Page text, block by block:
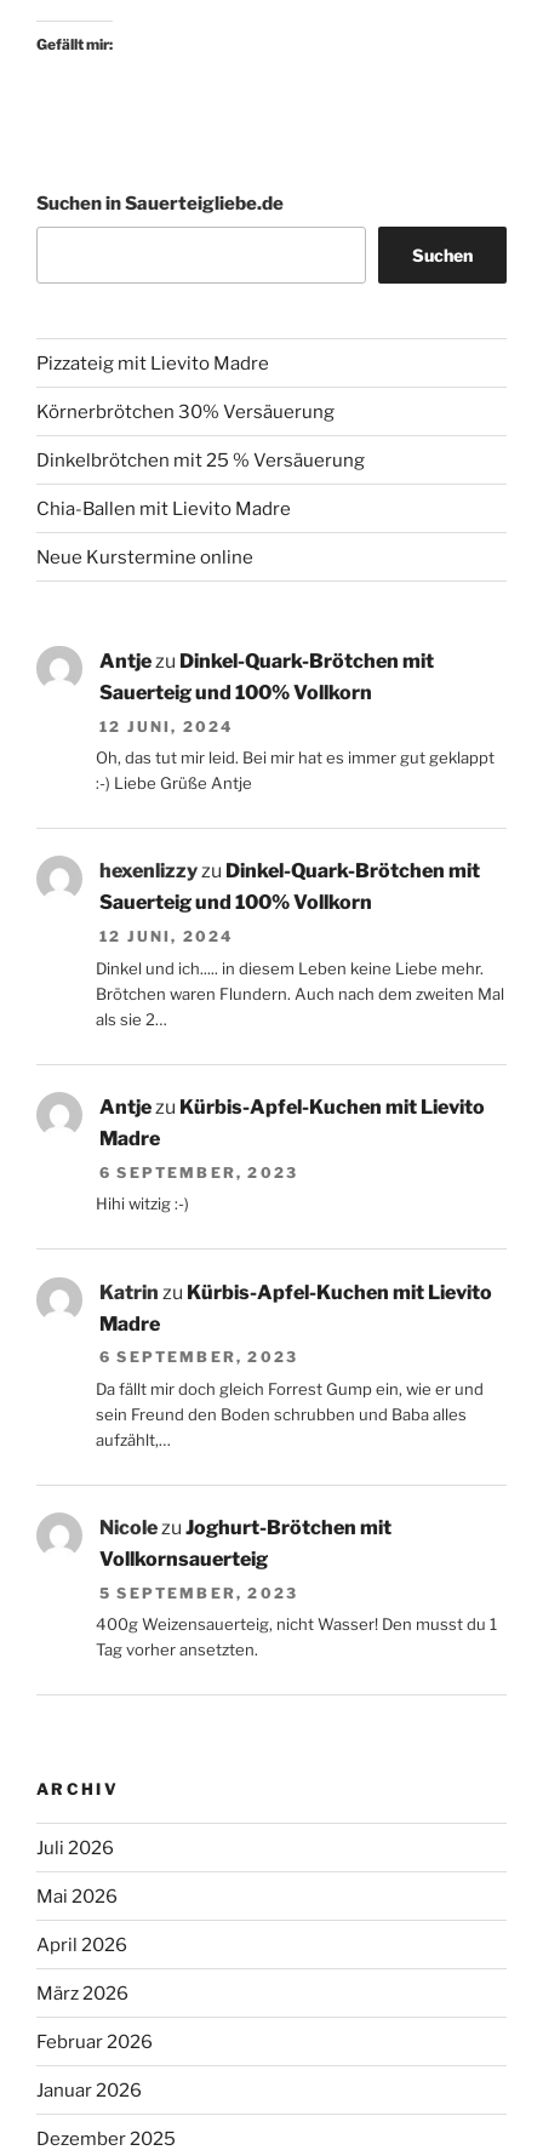
Gefällt mir:
Suchen in Sauerteigliebe.de
Suchen
Pizzateig mit Lievito Madre
Körnerbrötchen 30% Versäuerung
Dinkelbrötchen mit 25 % Versäuerung
Chia-Ballen mit Lievito Madre
Neue Kurstermine online
Antjezu Dinkel-Quark-Brötchen mit
Sauerteig und 100% Vollkorn
12 JUNI, 2024
Oh, das tut mir leid. Bei mir hat es immer gut geklappt
:-) Liebe Grüße Antje
hexenlizzyzu Dinkel-Quark-Brötchen mit
Sauerteig und 100% Vollkorn
12 JUNI, 2024
Dinkel und ich..... in diesem Leben keine Liebe mehr.
Brötchen waren Flundern. Auch nach dem zweiten Mal
als sie 2…
Antjezu Kürbis-Apfel-Kuchen mit Lievito
Madre
6 SEPTEMBER, 2023
Hihi witzig :-)
Katrin zu Kürbis-Apfel-Kuchen mit Lievito
Madre
6 SEPTEMBER, 2023
Da fällt mir doch gleich Forrest Gump ein, wie er und
sein Freund den Boden schrubben und Baba alles
aufzählt,…
Nicolezu Joghurt-Brötchen mit
Vollkornsauerteig
5 SEPTEMBER, 2023
400g Weizensauerteig, nicht Wasser! Den musst du 1
Tag vorher ansetzten.
ARCHIV
Juli 2026
Mai 2026
April 2026
März 2026
Februar 2026
Januar 2026
Dezember 2025